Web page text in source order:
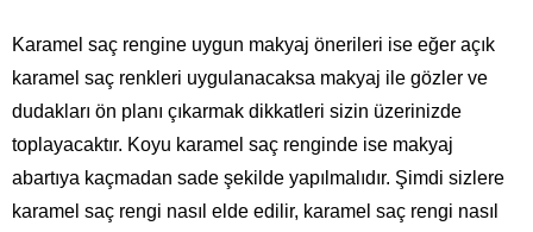
Karamel saç rengine uygun makyaj önerileri ise eğer açık
karamel saç renkleri uygulanacaksa makyaj ile gözler ve
dudakları ön planı çıkarmak dikkatleri sizin üzerinizde
toplayacaktır. Koyu karamel saç renginde ise makyaj
abartıya kaçmadan sade şekilde yapılmalıdır. Şimdi sizlere
karamel saç rengi nasıl elde edilir, karamel saç rengi nasıl